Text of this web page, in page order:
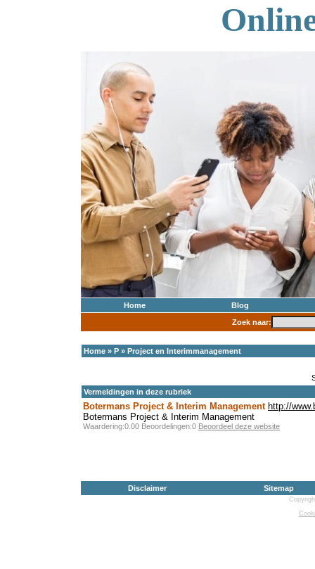
Home
Blog
Zoek naar:
Home » P » Project en Interimmanagement
Vermeldingen in deze rubriek
Botermans Project & Interim Management http://
Botermans Project & Interim Management
Waardering:0.00 Beoordelingen:0 Beoordeel deze website
Disclaimer Sitemap